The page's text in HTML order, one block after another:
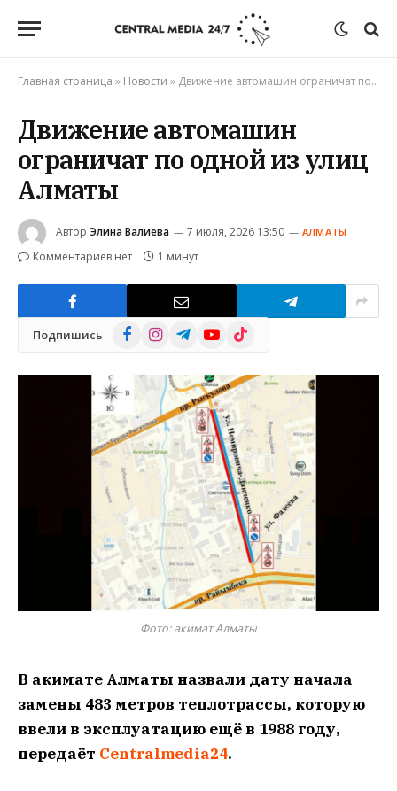
Главная страница » Новости » Движение автомашин ограничат по одной из улиц Алматы
Движение автомашин
ограничат по одной из улиц
Алматы
Автор Элина Валиева 7 июля, 2026 13:50 АЛМАТЫ
Комментариев нет 1 минут
Подпишись FacebookInstagramTelegramYouTube
TikTok
Фото: акимат Алматы
В акимате Алматы назвали дату начала
замены 483 метров теплотрассы, которую
ввели в эксплуатацию ещё в 1988 году,
передаёт Centralmedia24.